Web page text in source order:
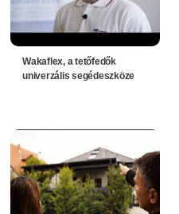
Wakaflex, a tetőfedők
univerzális segédeszköze